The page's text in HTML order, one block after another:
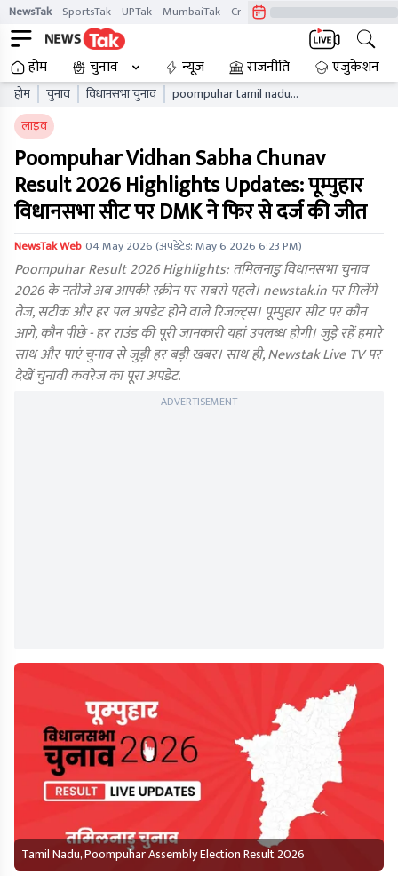
NewsTak SportsTak UPTak MumbaiTak CrimeTak
होम चुनाव न्यूज़ राजनीति एजुकेशन
होम चुनाव विधानसभा चुनाव
poompuhar tamil nadu
लाइव
Poompuhar Vidhan Sabha Chunav
Result 2026 Highlights Updates: पूम्पुहार
विधानसभा सीट पर DMK ने फिर से दर्ज की जीत
NewsTak Web04 May 2026(अपडेटेड:May 6 2026 6:23 PM)
Poompuhar Result 2026 Highlights: तमिलनाडु विधानसभा चुनाव
2026 के नतीजे अब आपकी स्क्रीन पर सबसे पहले। newstak.in पर मिलेंगे
तेज, सटीक और हर पल अपडेट होने वाले रिजल्ट्स। पूम्पुहार सीट पर कौन
आगे, कौन पीछे - हर राउंड की पूरी जानकारी यहां उपलब्ध होगी। जुड़े रहें हमारे
साथ और पाएं चुनाव से जुड़ी हर बड़ी खबर। साथ ही, Newstak Live TV पर
देखें चुनावी कवरेज का पूरा अपडेट.
ADVERTISEMENT
Tamil Nadu, Poompuhar Assembly Election Result 2026